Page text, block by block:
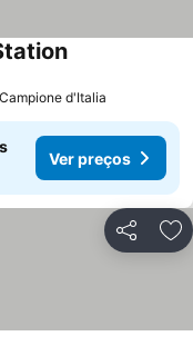
d'Italia
Ver preços
Partilhar